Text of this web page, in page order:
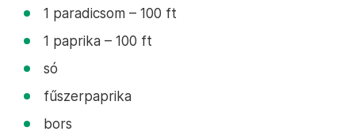
1 paradicsom – 100 ft
1 paprika – 100 ft
só
fűszerpaprika
bors